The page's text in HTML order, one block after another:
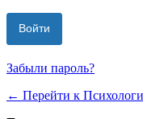
Забыли пароль?
← Перейти к